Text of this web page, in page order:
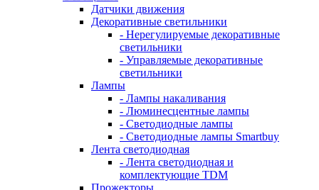
Датчики движения
Декоративные светильники
- Нерегулируемые декоративные
светильники
- Управляемые декоративные
светильники
Лампы
- Лампы накаливания
- Люминесцентные лампы
- Светодиодные лампы
- Светодиодные лампы Smartbuy
Лента светодиодная
- Лента светодиодная и
комплектующие TDM
Прожекторы